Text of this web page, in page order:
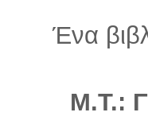
Ένα
Μ.Τ.: